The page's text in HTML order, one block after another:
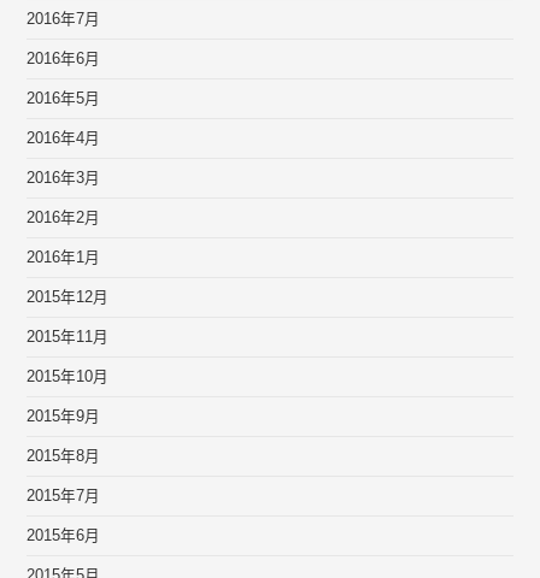
2016年7月
2016年6月
2016年5月
2016年4月
2016年3月
2016年2月
2016年1月
2015年12月
2015年11月
2015年10月
2015年9月
2015年8月
2015年7月
2015年6月